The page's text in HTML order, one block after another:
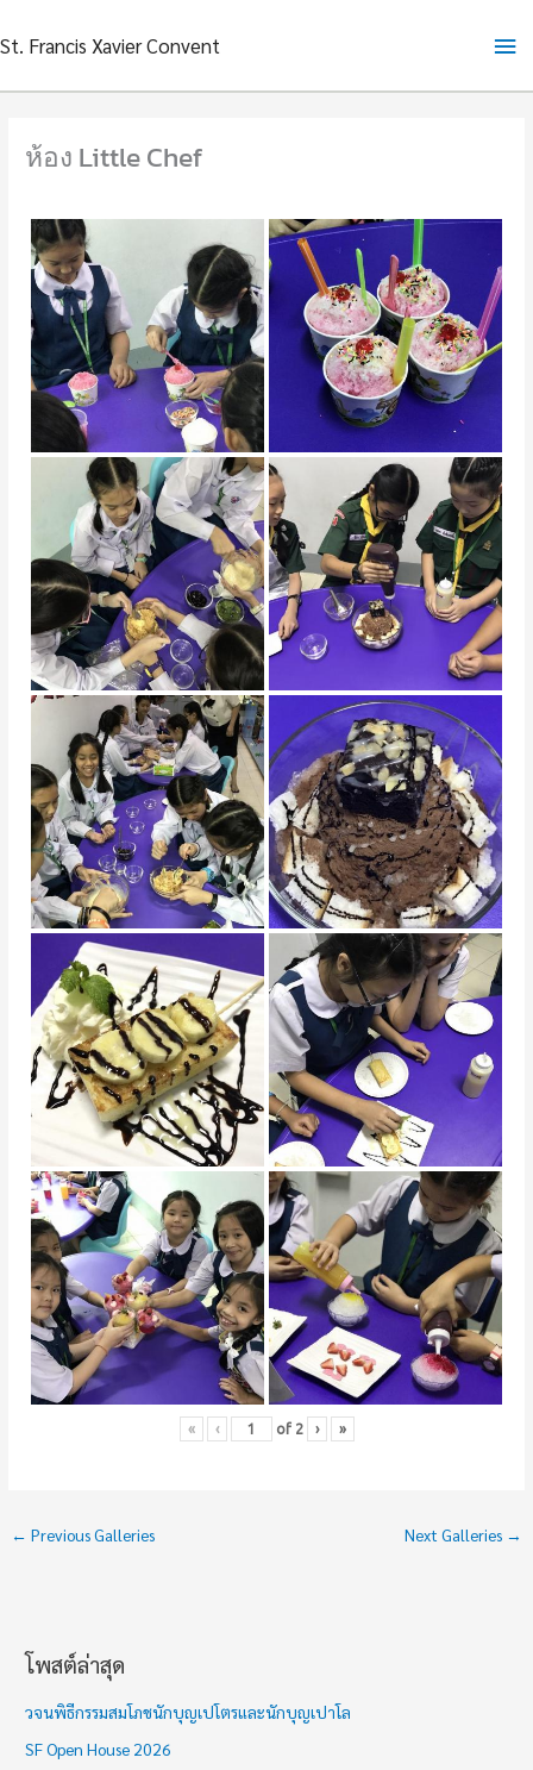
to
St. Francis Xavier Convent
ห้อง Little Chef
« ‹ of 2 › »
← Previous Galleries Next Galleries →
โพสต์ล่าสุด
วจนพิธีกรรมสมโภชนักบุญเปโตรและนักบุญเปาโล
SF Open House 2026
ช่
ง
เ